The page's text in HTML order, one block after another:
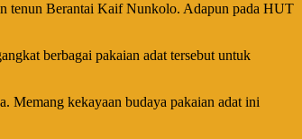
tenun Berantai Kaif Nunkolo. Adapun pada HUT
berbagai pakaian adat tersebut untuk
Memang kekayaan budaya pakaian adat ini